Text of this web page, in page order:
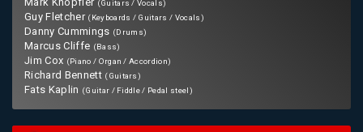
(Guitars / Vocals)
Guy Fletcher (Keyboards / Guitars / Vocals)
Danny Cummings (Drums)
Marcus Cliffe (Bass)
Jim Cox (Piano / Organ / Accordion)
Richard Bennett (Guitars)
Fats Kaplin (Guitar / Fiddle / Pedal steel)